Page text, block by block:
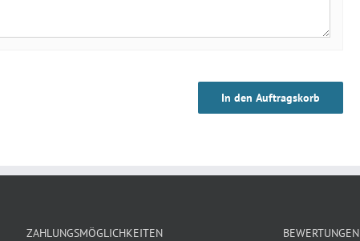
In den Auftragskorb
ZAHLUNGSMÖGLICHKEITEN BEWERTUNGEN